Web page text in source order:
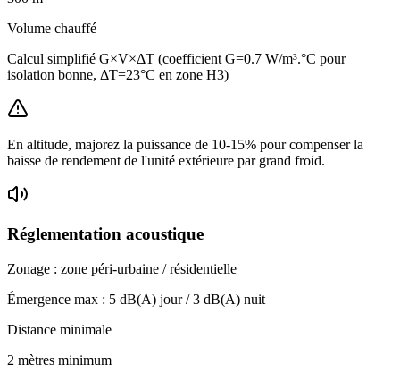
Volume chauffé
Calcul simplifié G×V×ΔT (coefficient G=0.7 W/m³.°C pour
isolation bonne, ΔT=23°C en zone H3)
En altitude, majorez la puissance de 10-15% pour compenser la
baisse de rendement de l'unité extérieure par grand froid.
Réglementation acoustique
Zonage : zone péri-urbaine / résidentielle
Émergence max : 5 dB(A) jour /3 dB(A) nuit
Distance minimale
2 mètres minimum